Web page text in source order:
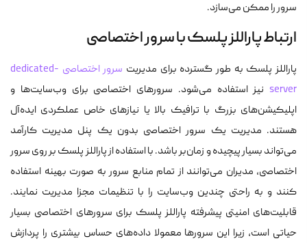
سرور را ممکن می‌سازد.
ارتباط پاراللز پلسک با سرور اختصاصی
پاراللز پلسک به طور گسترده برای مدیریت
سرور اختصاصی dedicated-
server نیز استفاده می‌شود. سرورهای اختصاصی برای وب‌سایت‌ها و
اپلیکیشن‌های بزرگ با ترافیک بالا یا نیازهای خاص عملکردی ایده‌آل
هستند. مدیریت یک سرور اختصاصی بدون یک پنل مدیریت کارآمد
می‌تواند بسیار پیچیده و زمان‌بر باشد. با استفاده از پاراللز پلسک بر روی سرور
اختصاصی، مدیران می‌توانند از تمام منابع سرور به صورت بهینه استفاده
کنند و به راحتی چندین وب‌سایت را با تنظیمات مجزا مدیریت نمایند.
قابلیت‌های امنیتی پیشرفته پاراللز پلسک برای سرورهای اختصاصی بسیار
حیاتی است، زیرا این سرورها معمولا داده‌های حساس بیشتری را پردازش